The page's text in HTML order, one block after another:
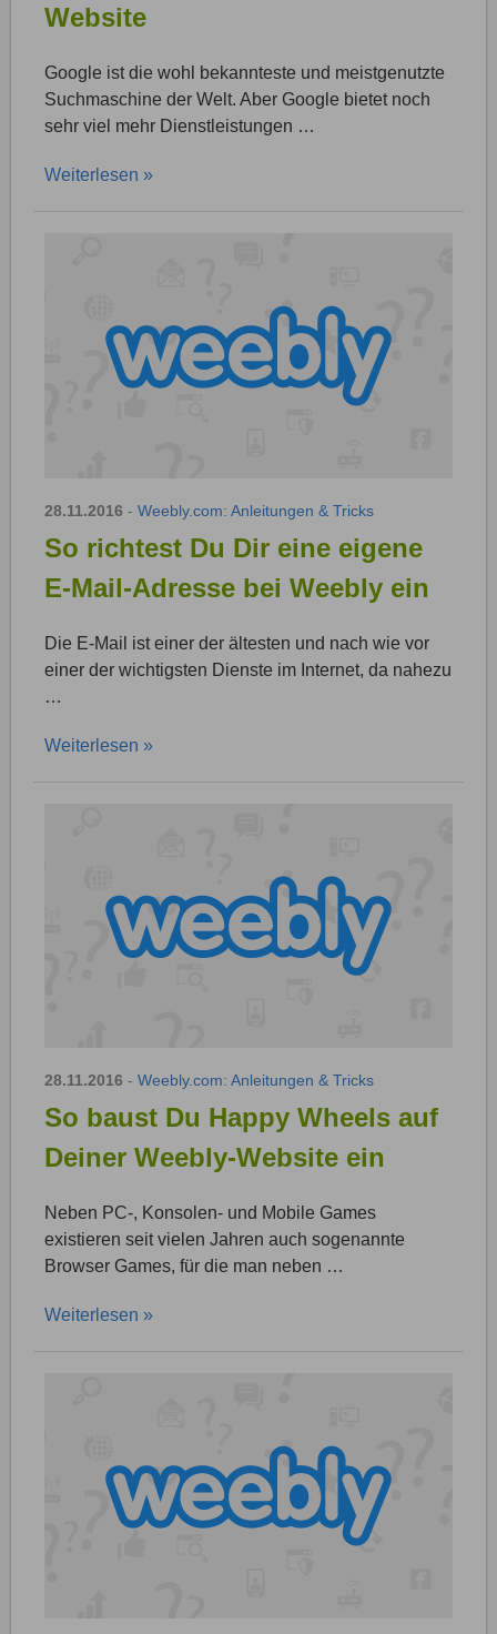
Website
Google ist die wohl bekannteste und meistgenutzte
Suchmaschine der Welt. Aber Google bietet noch
sehr viel mehr Dienstleistungen …
Weiterlesen »
28.11.2016 - Weebly.com: Anleitungen & Tricks
So richtest Du Dir eine eigene
E-Mail-Adresse bei Weebly ein
Die E-Mail ist einer der ältesten und nach wie vor
einer der wichtigsten Dienste im Internet, da nahezu
…
Weiterlesen »
28.11.2016 - Weebly.com: Anleitungen & Tricks
So baust Du Happy Wheels auf
Deiner Weebly-Website ein
Neben PC-, Konsolen- und Mobile Games
existieren seit vielen Jahren auch sogenannte
Browser Games, für die man neben …
Weiterlesen »